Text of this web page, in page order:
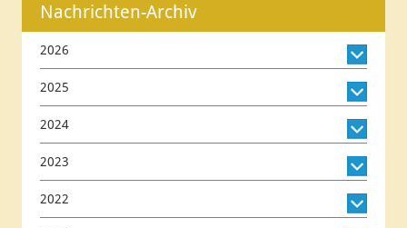
Nachrichten-Archiv
2026
2025
2024
2023
2022